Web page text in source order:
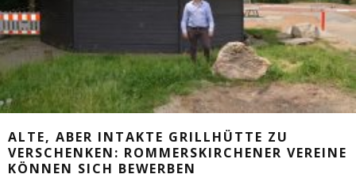
ALTE, ABER INTAKTE GRILLHÜTTE ZU
VERSCHENKEN: ROMMERSKIRCHENER VEREINE
KÖNNEN SICH BEWERBEN